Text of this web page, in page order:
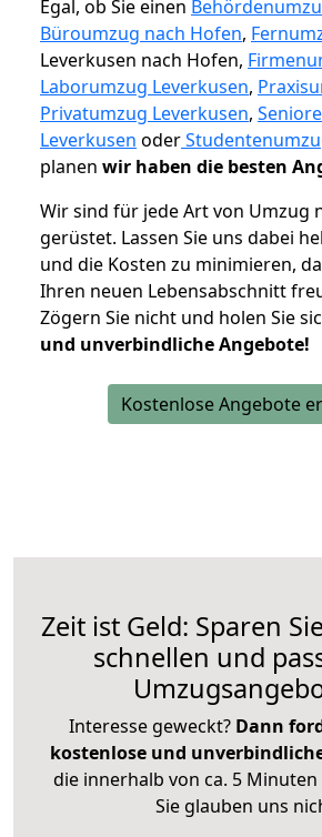
Egal, ob Sie einen
Büroumzug nach Hofen,
Leverkusen nach Hofen,
Laborumzug Leverkusen,
Privatumzug Leverkusen,
Leverkusen oder
planen wir haben die besten
Wir sind für jede Art von Umzug
gerüstet. Lassen Sie uns dabei
und die Kosten zu minimieren,
Ihren neuen Lebensabschnitt
Zögern Sie nicht und holen Sie
und unverbindliche Angebote!
Kostenlose Angebote
Zeit ist Geld: Sparen
schnellen und
Interesse geweckt? Dann
kostenlose und
die innerhalb von ca. 5
Sie glauben uns